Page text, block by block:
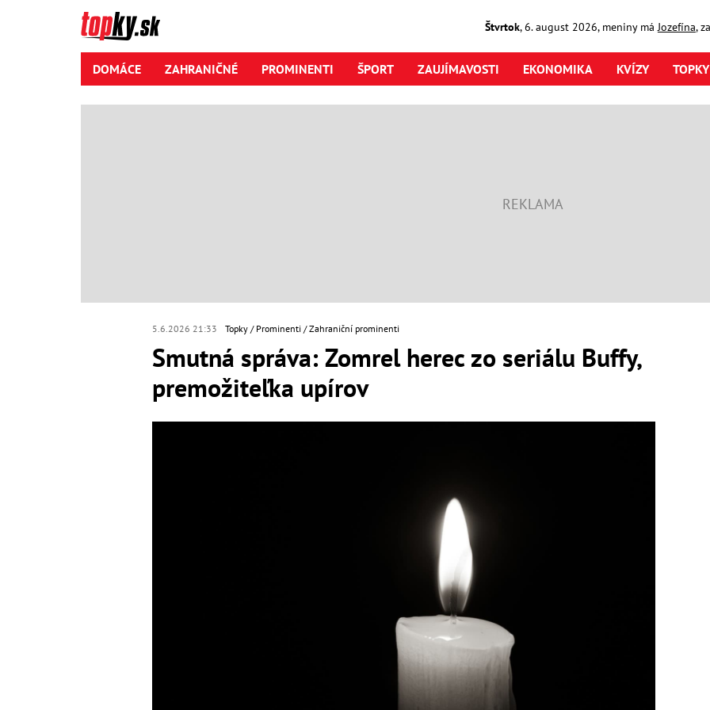
Štvrtok,6. august2026, meniny má Jozefína,
DOMÁCE ZAHRANIČNÉ PROMINENTI ŠPORT ZAUJÍMAVOSTI EKONOMIKA KVÍZY
5.6.2026 21:33 Topky Prominenti Zahraniční prominenti
Smutná správa: Zomrel herec zo seriálu Buffy,
premožiteľka upírov